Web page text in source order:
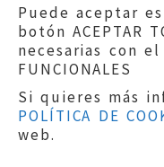
Puede aceptar
botón ACEPTAR
necesarias con el
FUNCIONALES
Si quieres más
POLÍTICA DE
web.Aviso legal|
Protección de